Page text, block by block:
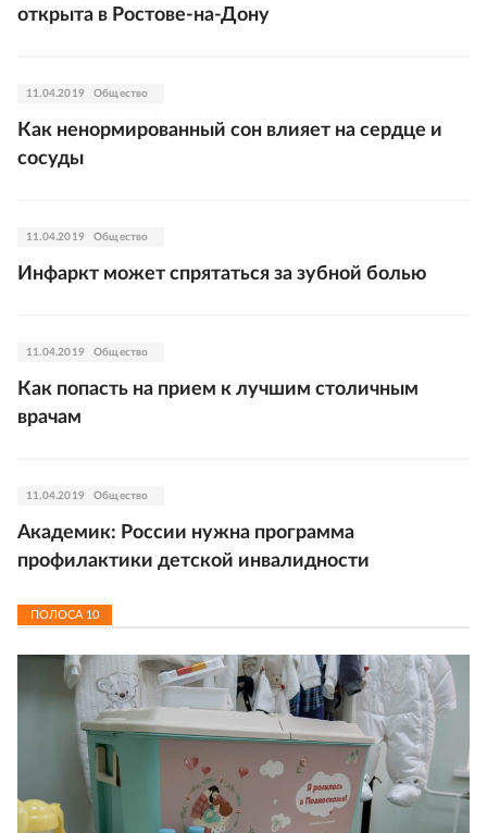
открыта в Ростове-на-Дону
11.04.2019 Общество
Как ненормированный сон влияет на сердце и
сосуды
11.04.2019 Общество
Инфаркт может спрятаться за зубной болью
11.04.2019 Общество
Как попасть на прием к лучшим столичным
врачам
11.04.2019 Общество
Академик: России нужна программа
профилактики детской инвалидности
ПОЛОСА 10